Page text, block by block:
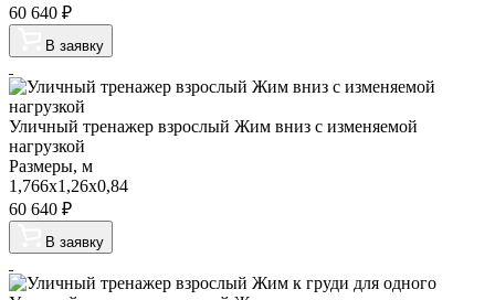
60 640 ₽
В заявку
Уличный тренажер взрослый Жим вниз с изменяемой
нагрузкой
Размеры, м
1,766х1,26х0,84
60 640 ₽
В заявку